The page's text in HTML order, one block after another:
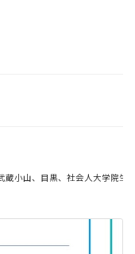
蔵小山、目黒、社会人大学院生